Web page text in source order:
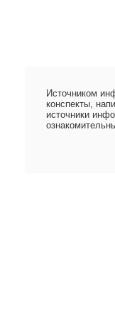
Источником
конспекты,
источники